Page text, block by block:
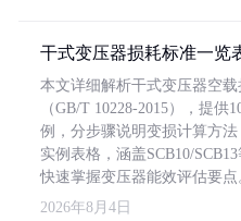
干式变压器损耗标准一览
本文详细解析干式变压器空
（GB/T 10228-2015），提供
例，分步骤说明变损计算方
实例表格，涵盖SCB10/
快速掌握变压器能效评估要点
2026年8月4日